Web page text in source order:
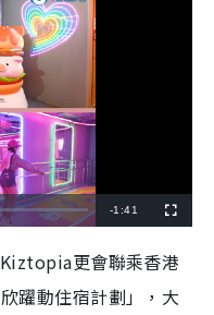
R
a
-1:41
u
s
c
e
Kiztopia更會聯乘香港
躍動住宿計劃」，大